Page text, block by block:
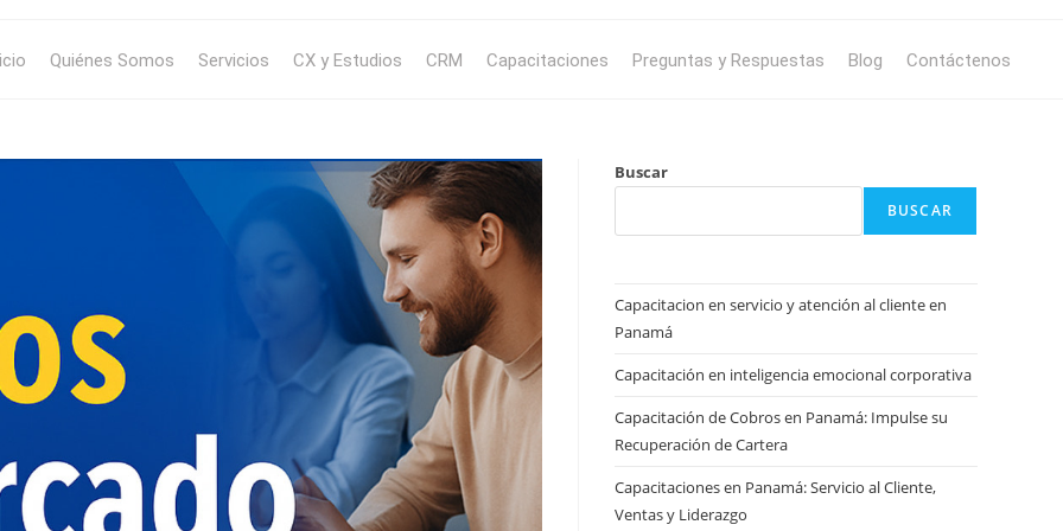
Quiénes Somos Servicios CX y Estudios CRM Capacitaciones Preguntas y Respuestas Blog Contáctenos
Buscar
BUSCAR
Capacitacion en servicio y atención al cliente en
Panamá
Capacitación en inteligencia emocional corporativa
Capacitación de Cobros en Panamá: Impulse su
Recuperación de Cartera
Capacitaciones en Panamá: Servicio al Cliente,
Ventas y Liderazgo